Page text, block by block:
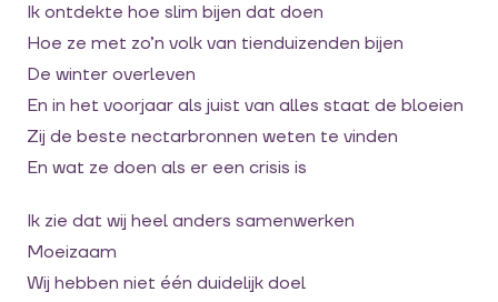
Ik ontdekte hoe slim bijen dat doen
Hoe ze met zo’n volk van tienduizenden bijen
De winter overleven
En in het voorjaar als juist van alles staat de bloeien
Zij de beste nectarbronnen weten te vinden
En wat ze doen als er een crisis is
Ik zie dat wij heel anders samenwerken
Moeizaam
Wij hebben niet één duidelijk doel